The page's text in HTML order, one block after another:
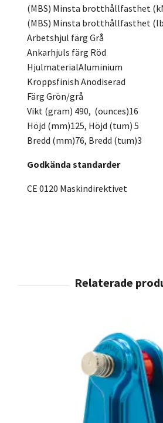
(MBS) Minsta brotthållfasthet
(MBS) Minsta brotthållfasthet
Arbetshjul färg Grå
Ankarhjuls färg Röd
HjulmaterialAluminium
Kroppsfinish Anodiserad
Färg Grön/grå
Vikt (gram) 490, (ounces)16
Höjd (mm)125, Höjd (tum) 5
Bredd (mm)76, Bredd (tum)3
Godkända standarder
CE 0120 Maskindirektivet